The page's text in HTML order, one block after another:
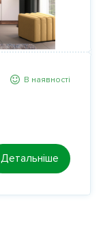
В наявності
Детальніше